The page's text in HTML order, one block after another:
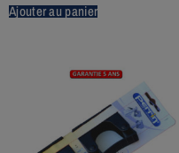
Ajouter au panier